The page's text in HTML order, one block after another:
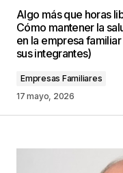
publicada. Los
marcados con*
Your Name*
Algo más que horas
Cómo mantener la
en la empresa
sus integrantes)
Empresas Familiares
17 mayo, 2026